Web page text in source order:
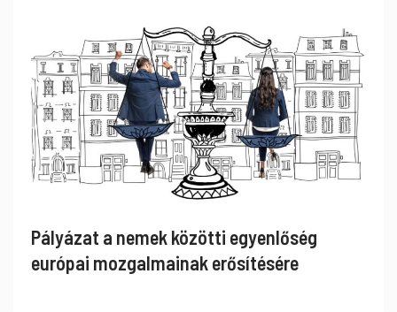
Pályázat a nemek közötti egyenlőség
európai mozgalmainak erősítésére